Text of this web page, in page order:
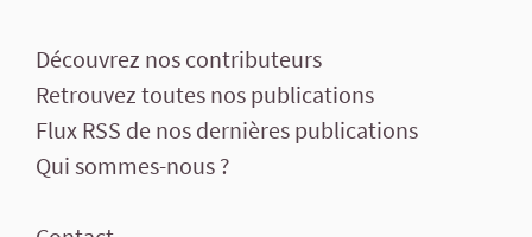
Découvrez nos contributeurs
Retrouvez toutes nos publications
Flux RSS de nos dernières publications
Qui sommes-nous ?